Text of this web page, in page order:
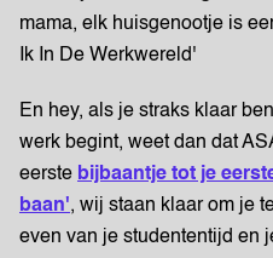
mama, elk huisgenootje is
Ik In De Werkwereld'
En hey, als je straks klaar
werk begint, weet dan dat
eerste bijbaantje tot je
baan', wij staan klaar om je
even van je studententijd en